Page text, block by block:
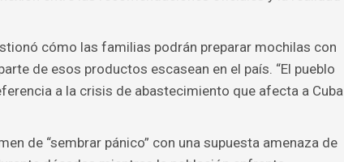
cómo las familias podrán preparar mochilas con
de esos productos escasean en el país. “El pueblo
a la crisis de abastecimiento que afecta a Cuba
de “sembrar pánico” con una supuesta amenaza de